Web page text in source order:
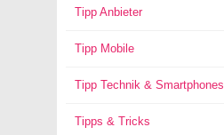
Tipp Anbieter
Tipp Mobile
Tipp Technik & Smartphones
Tipps & Tricks